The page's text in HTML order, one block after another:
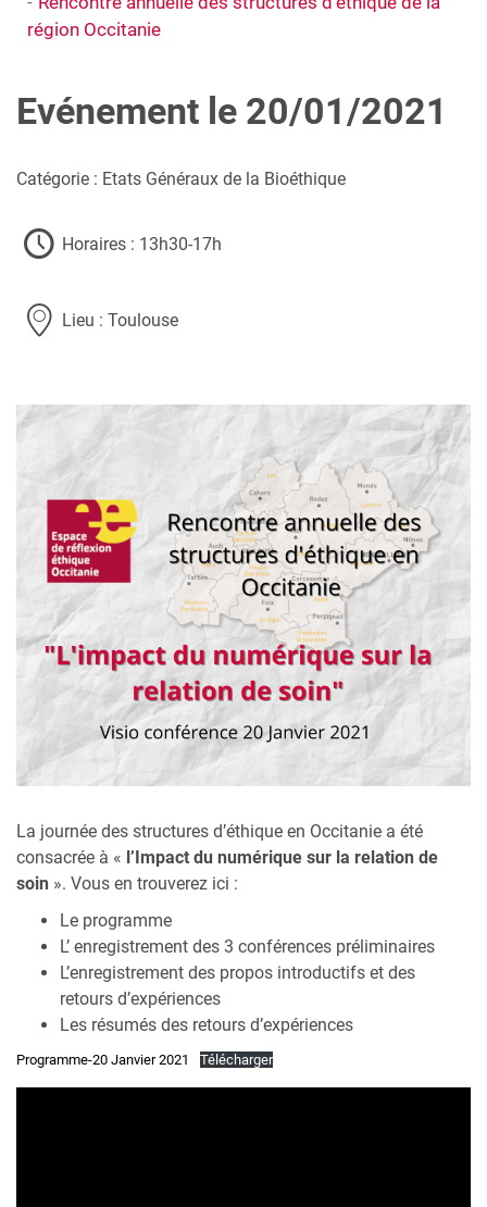
région Occitanie
Evénement le 20/01/2021
Catégorie : Etats Généraux de la Bioéthique
Horaires : 13h30-17h
Lieu : Toulouse
La journée des structures d’éthique en Occitanie a été
consacrée à « l’Impact du numérique sur la relation de
soin ». Vous en trouverez ici :
Le programme
L’ enregistrement des 3 conférences préliminaires
L’enregistrement des propos introductifs et des
retours d’expériences
Les résumés des retours d’expériences
Programme-20 Janvier 2021 Télécharger